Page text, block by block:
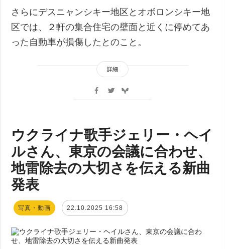
さらにデスニャンシキー地区とオボロンシキー地
区では、２軒の集合住宅の壁面と近くに停めてあ
った自動車が損傷したとのこと。
詳細
ウクライナ歌手ジェリー・ヘイ
ルさん、東京の会議に合わせ、
地雷除去の大切さを伝える新曲
発表
写真・動画 22.10.2025 16:58